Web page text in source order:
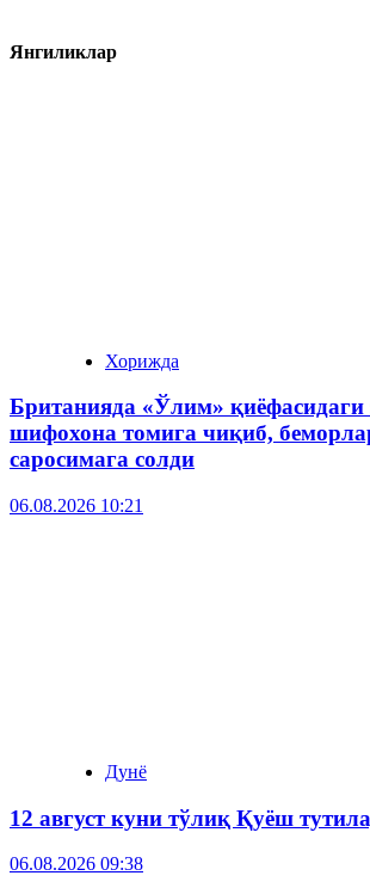
Янгиликлар
Хорижда
Британияда «Ўлим» қиёфасидаги
шифохона томига чиқиб,
саросимага солди
06.08.2026 10:21
Дунё
12 август куни тўлиқ Қуёш
06.08.2026 09:38